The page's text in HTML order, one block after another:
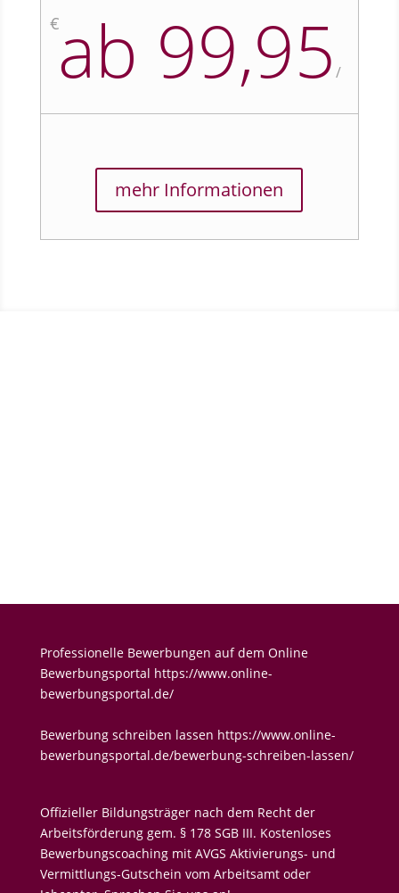
€ab 99,95 /
mehr Informationen
Professionelle Bewerbungen auf dem Online
Bewerbungsportal https://www.online-
bewerbungsportal.de/
Bewerbung schreiben lassen https://www.online-
bewerbungsportal.de/bewerbung-schreiben-lassen/
Offizieller Bildungsträger nach dem Recht der
Arbeitsförderung gem. § 178 SGB III. Kostenloses
Bewerbungscoaching mit AVGS Aktivierungs- und
Vermittlungs-Gutschein vom Arbeitsamt oder